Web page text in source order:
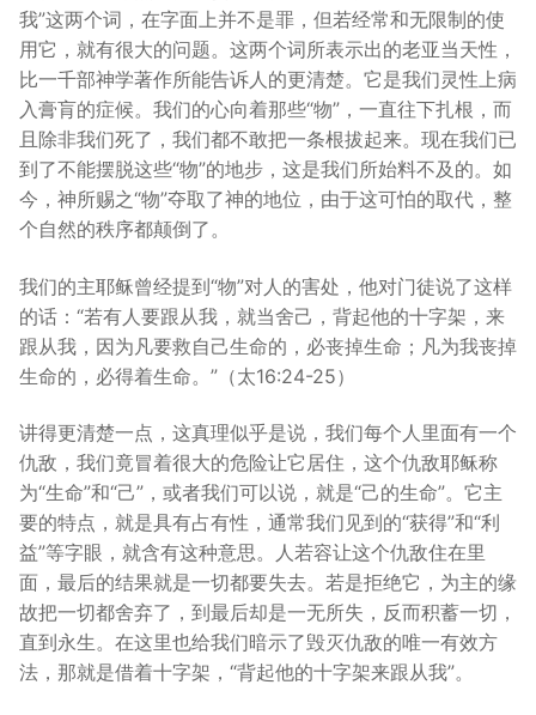
我”这两个词，在字面上并不是罪，但若经常和无限制的使
用它，就有很大的问题。这两个词所表示出的老亚当天性，
比一千部神学著作所能告诉人的更清楚。它是我们灵性上病
入膏肓的症候。我们的心向着那些“物”，一直往下扎根，而
且除非我们死了，我们都不敢把一条根拔起来。现在我们已
到了不能摆脱这些“物”的地步，这是我们所始料不及的。如
今，神所赐之“物”夺取了神的地位，由于这可怕的取代，整
个自然的秩序都颠倒了。
我们的主耶稣曾经提到“物”对人的害处，他对门徒说了这样
的话：“若有人要跟从我，就当舍己，背起他的十字架，来
跟从我，因为凡要救自己生命的，必丧掉生命；凡为我丧掉
生命的，必得着生命。”（太16:24-25）
讲得更清楚一点，这真理似乎是说，我们每个人里面有一个
仇敌，我们竟冒着很大的危险让它居住，这个仇敌耶稣称
为“生命”和“己”，或者我们可以说，就是“己的生命”。它主
要的特点，就是具有占有性，通常我们见到的“获得”和“利
益”等字眼，就含有这种意思。人若容让这个仇敌住在里
面，最后的结果就是一切都要失去。若是拒绝它，为主的缘
故把一切都舍弃了，到最后却是一无所失，反而积蓄一切，
直到永生。在这里也给我们暗示了毁灭仇敌的唯一有效方
法，那就是借着十字架，“背起他的十字架来跟从我”。